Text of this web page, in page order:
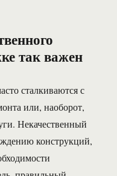
так важен
сталкиваются с
или, наоборот,
Некачественный
конструкций,